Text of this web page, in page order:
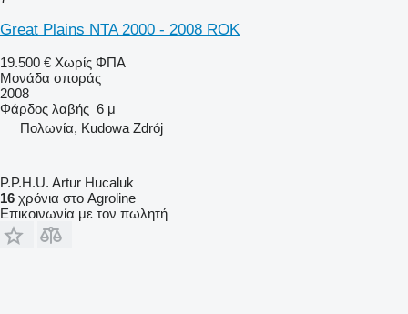
Great Plains NTA 2000 - 2008 ROK
19.500 € Χωρίς ΦΠΑ
Μονάδα σποράς
2008
Φάρδος λαβής 6 μ
Πολωνία, Kudowa Zdrój
P.P.H.U. Artur Hucaluk
16 χρόνια στο Agroline
Επικοινωνία με τον πωλητή